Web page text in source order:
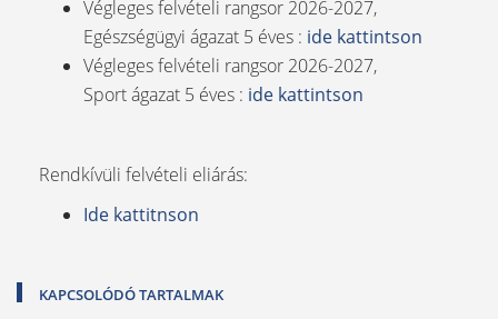
Végleges felvételi rangsor 2026-2027,
Egészségügyi ágazat 5 éves : ide kattintson
Végleges felvételi rangsor 2026-2027,
Sport ágazat 5 éves : ide kattintson
Rendkívüli felvételi eliárás:
Ide kattitnson
KAPCSOLÓDÓ TARTALMAK